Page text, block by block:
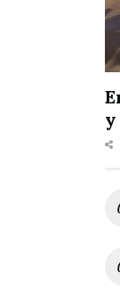
y